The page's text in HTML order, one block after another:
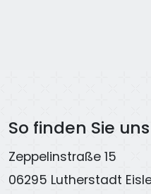
So finden Sie uns
Zeppelinstraße 15
06295 Lutherstadt